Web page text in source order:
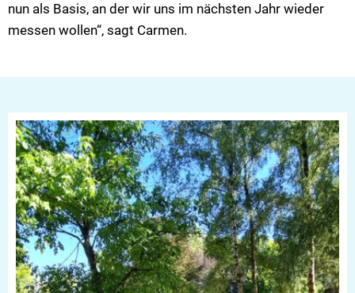
nun als Basis, an der wir uns im nächsten Jahr wieder
messen wollen“, sagt Carmen.